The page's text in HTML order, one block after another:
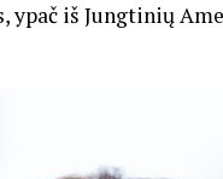
iš Jungtinių